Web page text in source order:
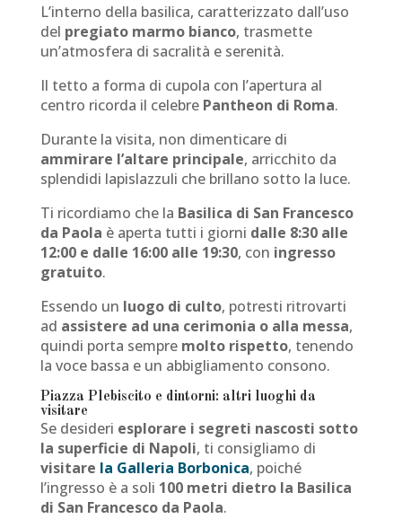
L’interno della basilica, caratterizzato dall’uso
del pregiato marmo bianco, trasmette
un’atmosfera di sacralità e serenità.
Il tetto a forma di cupola con l’apertura al
centro ricorda il celebre Pantheon di Roma.
Durante la visita, non dimenticare di
ammirare l’altare principale, arricchito da
splendidi lapislazzuli che brillano sotto la luce.
Ti ricordiamo che la Basilica di San Francesco
da Paola è aperta tutti i giorni dalle 8:30 alle
12:00 e dalle 16:00 alle 19:30, con ingresso
gratuito.
Essendo un luogo di culto, potresti ritrovarti
ad assistere ad una cerimonia o alla messa,
quindi porta sempre molto rispetto, tenendo
la voce bassa e un abbigliamento consono.
Piazza Plebiscito e dintorni: altri luoghi da
visitare
Se desideri esplorare i segreti nascosti sotto
la superficie di Napoli, ti consigliamo di
visitare la Galleria Borbonica, poiché
l’ingresso è a soli 100 metri dietro la Basilica
di San Francesco da Paola.